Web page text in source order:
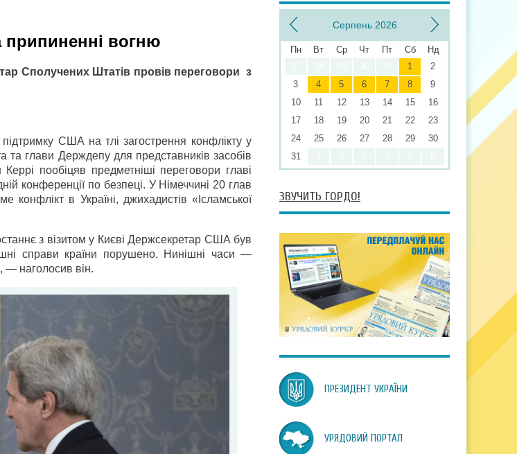
вогню
Сполучених Штатів провів переговори з
США на тлі загострення конфлікту у
та глави Держдепу для представників засобів
пообіцяв предметніші переговори главі
конференції по безпеці. У Німеччині 20 глав
конфлікт в Україні, джихадистів «Ісламської
з візитом у Києві Держсекретар США був
справи країни порушено. Нинішні часи —
— наголосив він.
Серпень 2026
Пн Вт Ср Чт Пт Сб
Нд
1
2
3
4 5 6 7 8
9
10
11 12 13 14 15
16
17
18 19 20 21 22
23
24
25 26 27 28 29
30
31
ЗВУЧИТЬ ГОРДО!
ПРЕЗИДЕНТ УКРАЇНИ
УРЯДОВИЙ ПОРТАЛ